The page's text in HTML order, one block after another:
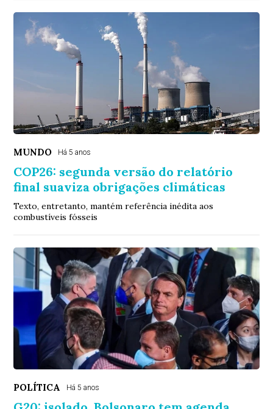
MUNDO Há 5 anos
COP26: segunda versão do relatório
final suaviza obrigações climáticas
Texto, entretanto, mantém referência inédita aos
combustíveis fósseis
POLÍTICA Há 5 anos